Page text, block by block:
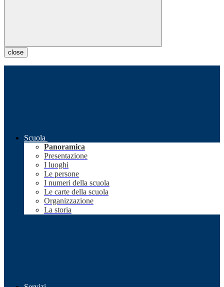
close
Scuola
Panoramica
Presentazione
I luoghi
Le persone
I numeri della scuola
Le carte della scuola
Organizzazione
La storia